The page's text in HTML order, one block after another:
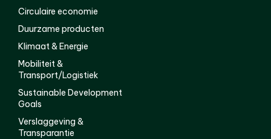
Circulaire economie
Duurzame producten
Klimaat & Energie
Mobiliteit &
Transport/Logistiek
Sustainable Development
Goals
Verslaggeving &
Transparantie